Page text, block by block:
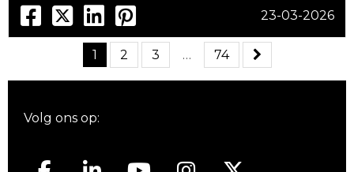
23-03-2026
1 2 3 … 74
Volg ons op: